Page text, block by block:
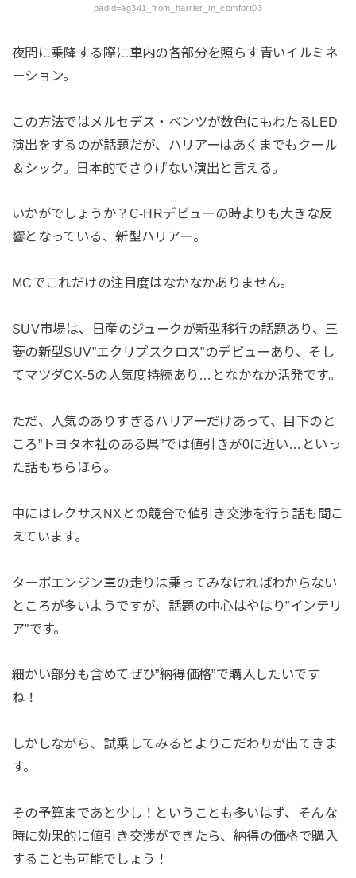
padid=ag341_from_harrier_in_comfort03
夜間に乗降する際に車内の各部分を照らす青いイルミネ
ーション。
この方法ではメルセデス・ベンツが数色にもわたるLED
演出をするのが話題だが、ハリアーはあくまでもクール
＆シック。日本的でさりげない演出と言える。
いかがでしょうか？C-HRデビューの時よりも大きな反
響となっている、新型ハリアー。
MCでこれだけの注目度はなかなかありません。
SUV市場は、日産のジュークが新型移行の話題あり、三
菱の新型SUV”エクリプスクロス”のデビューあり、そし
てマツダCX-5の人気度持続あり…となかなか活発です。
ただ、人気のありすぎるハリアーだけあって、目下のと
ころ”トヨタ本社のある県”では値引きが0に近い…といっ
た話もちらほら。
中にはレクサスNXとの競合で値引き交渉を行う話も聞こ
えています。
ターボエンジン車の走りは乗ってみなければわからない
ところが多いようですが、話題の中心はやはり”インテリ
ア”です。
細かい部分も含めてぜひ”納得価格”で購入したいです
ね！
しかしながら、試乗してみるとよりこだわりが出てきま
す。
その予算まであと少し！ということも多いはず、そんな
時に効果的に値引き交渉ができたら、納得の価格で購入
することも可能でしょう！